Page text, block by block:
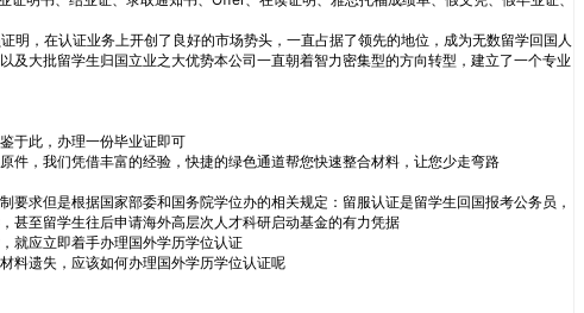
，在认证业务上开创了良好的市场势头，一直占据了领先的地位，成为无数留学回国人
大批留学生归国立业之大优势本公司一直朝着智力密集型的方向转型，建立了一个专业
于此，办理一份毕业证即可
件，我们凭借丰富的经验，快捷的绿色通道帮您快速整合材料，让您少走弯路
求但是根据国家部委和国务院学位办的相关规定：留服认证是留学生回国报考公务员，
甚至留学生往后申请海外高层次人才科研启动基金的有力凭据
就应立即着手办理国外学历学位认证
料遗失，应该如何办理国外学历学位认证呢